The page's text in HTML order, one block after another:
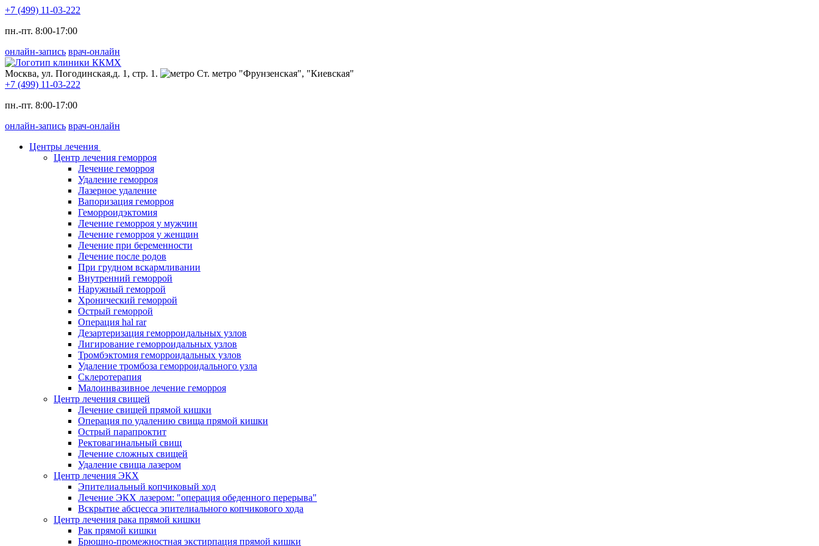
+7 (499) 11-03-222
пн.-пт. 8:00-17:00
онлайн-запись врач-онлайн
Москва, ул. Погодинская,д. 1, стр. 1.
Ст. метро "Фрунзенская", "Киевская"
+7 (499) 11-03-222
пн.-пт. 8:00-17:00
онлайн-запись врач-онлайн
Центры лечения
Центр лечения геморроя
Лечение геморроя
Удаление геморроя
Лазерное удаление
Вапоризация геморроя
Геморроидэктомия
Лечение геморроя у мужчин
Лечение геморроя у женщин
Лечение при беременности
Лечение после родов
При грудном вскармливании
Внутренний геморрой
Наружный геморрой
Хронический геморрой
Острый геморрой
Операция hal rar
Дезартеризация геморроидальных узлов
Лигирование геморроидальных узлов
Тромбэктомия геморроидальных узлов
Удаление тромбоза геморроидального узла
Склеротерапия
Малоинвазивное лечение геморроя
Центр лечения свищей
Лечение свищей прямой кишки
Операция по удалению свища прямой кишки
Острый парапроктит
Ректовагинальный свищ
Лечение сложных свищей
Удаление свища лазером
Центр лечения ЭКХ
Эпителиальный копчиковый ход
Лечение ЭКХ лазером: "операция обеденного перерыва"
Вскрытие абсцесса эпителиального копчикового хода
Центр лечения рака прямой кишки
Рак прямой кишки
Брюшно-промежностная экстирпация прямой кишки